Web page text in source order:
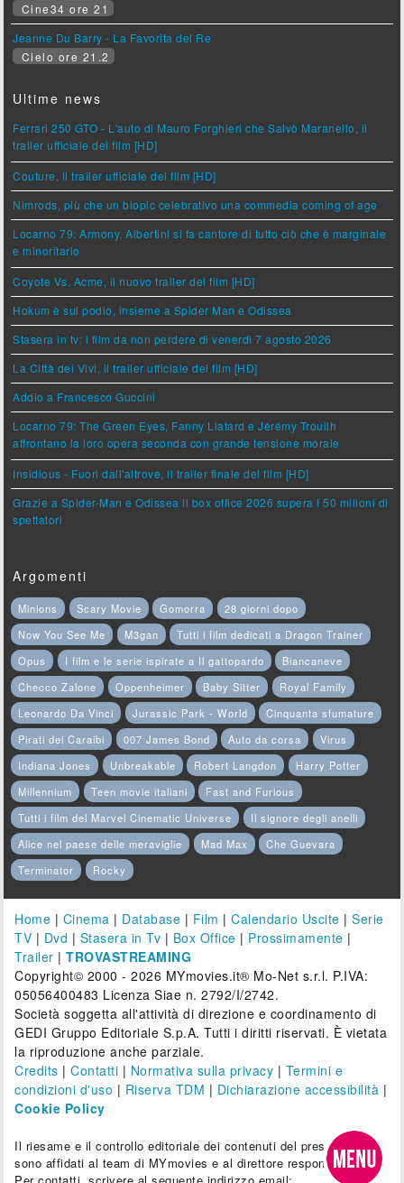
Cine34 ore 21
Jeanne Du Barry - La Favorita del Re
Cielo ore 21.2
Ultime news
Ferrari 250 GTO - L'auto di Mauro Forghieri che Salvò Maranello, il
trailer ufficiale del film [HD]
Couture, il trailer ufficiale del film [HD]
Nimrods, più che un biopic celebrativo una commedia coming of age
Locarno 79: Armony, Albertini si fa cantore di tutto ciò che è marginale
e minoritario
Coyote Vs. Acme, il nuovo trailer del film [HD]
Hokum è sul podio, insieme a Spider Man e Odissea
Stasera in tv: i film da non perdere di venerdì 7 agosto 2026
La Città dei Vivi, il trailer ufficiale del film [HD]
Addio a Francesco Guccini
Locarno 79: The Green Eyes, Fanny Liatard e Jérémy Trouilh
affrontano la loro opera seconda con grande tensione morale
Insidious - Fuori dall'altrove, il trailer finale del film [HD]
Grazie a Spider-Man e Odissea il box office 2026 supera i 50 milioni di
spettatori
Argomenti
Minions Scary Movie Gomorra
28 giorni dopo
Now You See Me
M3gan
Tutti i film dedicati a Dragon Trainer
Opus
I film e le serie ispirate a Il gattopardo
Biancaneve
Checco Zalone
Oppenheimer Baby Sitter
Royal Family
Leonardo Da Vinci
Jurassic Park - World
Cinquanta sfumature
Pirati dei Caraibi
007 James Bond Auto da corsa
Virus
Indiana Jones
Unbreakable Robert Langdon
Harry Potter
Millennium
Teen movie italiani
Fast and Furious
Tutti i film del Marvel Cinematic Universe
Il signore degli anelli
Alice nel paese delle meraviglie
Mad Max
Che Guevara
Terminator
Rocky
Home | Cinema | Database | Film |Calendario Uscite |Serie
TV | Dvd | Stasera in Tv | Box Office | Prossimamente |
Trailer |TROVASTREAMING
Copyright© 2000 - 2026 MYmovies.it® Mo-Net s.r.l. P.IVA:
05056400483 Licenza Siae n. 2792/I/2742.
Società soggetta all'attività di direzione e coordinamento di
GEDI Gruppo Editoriale S.p.A. Tutti i diritti riservati. È vietata
la riproduzione anche parziale.
Credits |Contatti | Normativa sulla privacy | Termini e
condizioni d'uso | Riserva TDM | Dichiarazione accessibilità |
Cookie Policy
Il riesame e il controllo editoriale dei contenuti del presente sito
sono affidati al team di MYmovies e al direttore responsabile.